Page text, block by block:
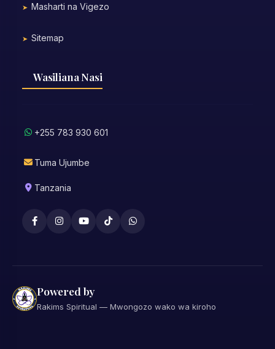
Masharti na Vigezo
Sitemap
Wasiliana Nasi
+255 783 930 601
Tuma Ujumbe
Tanzania
Powered by
Rakims Spiritual — Mwongozo wako wa kiroho